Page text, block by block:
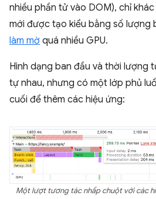
nhiều phần tử vào DOM), chỉ
mới được tạo kiểu bằng số lượng
làm mờ quá nhiều GPU.
Hình dạng ban đầu và thời lượng
tự nhau, nhưng có một lớp phủ
cuối để thêm các hiệu ứng:
Một lượt tương tác nhấp chuột với các